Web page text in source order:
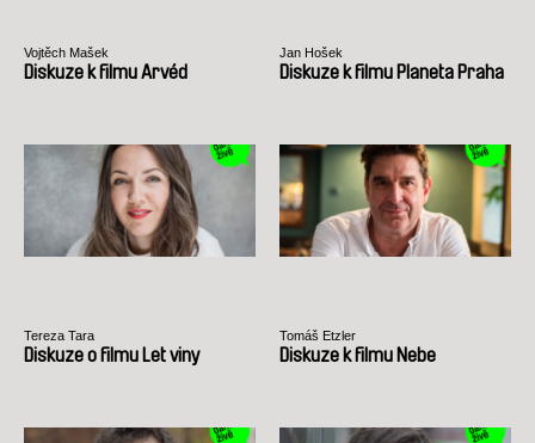
Vojtěch Mašek
Diskuze k filmu Arvéd
Jan Hošek
Diskuze k filmu Planeta Praha
Tereza Tara
Diskuze o filmu Let viny
Tomáš Etzler
Diskuze k filmu Nebe